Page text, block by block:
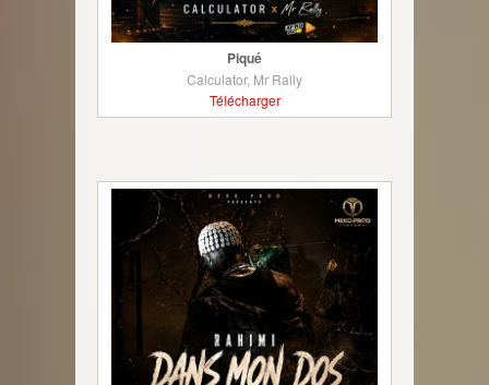
Piqué
Calculator, Mr Rally
Télécharger